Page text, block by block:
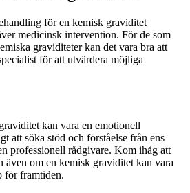
för en kemisk graviditet
medicinsk intervention. För de som
graviditeter kan det vara bra att
för att utvärdera möjliga
kan vara en emotionell
att söka stöd och förståelse från ens
professionell rådgivare. Kom ihåg att
även om en kemisk graviditet kan vara
för framtiden.